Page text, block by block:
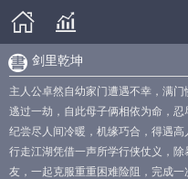
剑里乾坤
主人公卓然自幼家门遭遇不幸，满
逃过一劫，自此母子俩相依为命，
纪尝尽人间冷暖，机缘巧合，得遇
行走江湖凭借一声所学行侠仗义，
友，一起克服重重困难险阻，完成一